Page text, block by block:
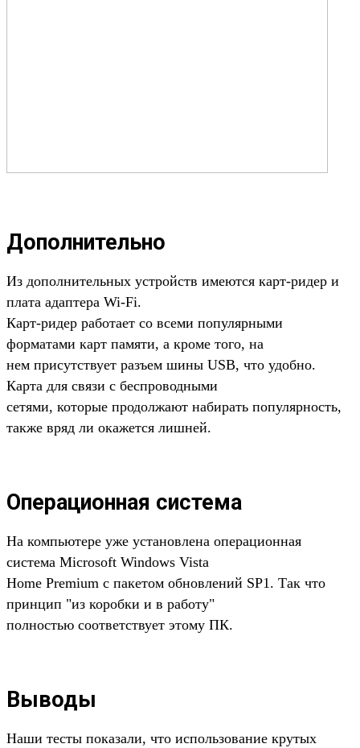
Дополнительно
Из дополнительных устройств имеются карт-ридер и
плата адаптера Wi-Fi.
Карт-ридер работает со всеми популярными
форматами карт памяти, а кроме того, на
нем присутствует разъем шины USB, что удобно.
Карта для связи с беспроводными
сетями, которые продолжают набирать популярность,
также вряд ли окажется лишней.
Операционная система
На компьютере уже установлена операционная
система Microsoft Windows Vista
Home Premium с пакетом обновлений SP1. Так что
принцип "из коробки и в работу"
полностью соответствует этому ПК.
Выводы
Наши тесты показали, что использование крутых